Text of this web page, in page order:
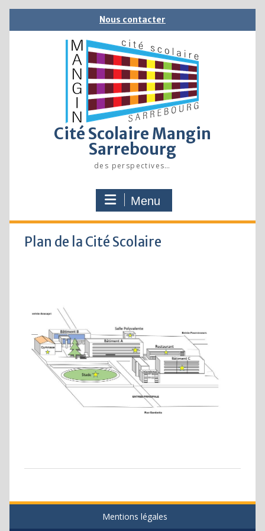
Nous contacter
Cité Scolaire Mangin
Sarrebourg
des perspectives…
Menu
Plan de la Cité Scolaire
Mentions légales